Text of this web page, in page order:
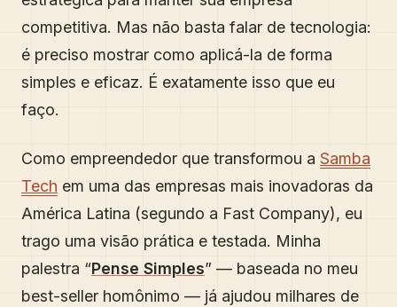
competitiva. Mas não basta falar de tecnologia:
é preciso mostrar como aplicá-la de forma
simples e eficaz. É exatamente isso que eu
faço.
Como empreendedor que transformou a Samba
Tech em uma das empresas mais inovadoras da
América Latina (segundo a Fast Company), eu
trago uma visão prática e testada. Minha
palestra “Pense Simples” — baseada no meu
best-seller homônimo — já ajudou milhares de